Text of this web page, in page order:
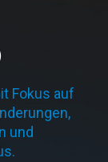
Fokus auf
und